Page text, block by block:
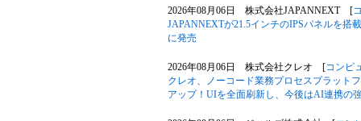
2026年08月06日 株式会社JAPANNEXT [
JAPANNEXTが21.5インチのIPSパネルを搭
に発売
2026年08月06日 株式会社クレオ [コンピ
クレオ、ノーコード業務プロセスプラット
アップ！UIを全面刷新し、今後はAI連携の